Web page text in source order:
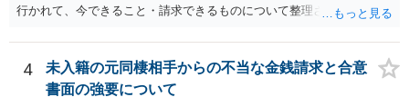
行かれて、今できること・請求できるものについて整理されるのがよ
4
未入籍の元同棲相手からの不当な金銭請求と合意
書面の強要について